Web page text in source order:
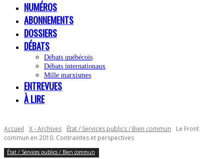
NUMÉROS
ABONNEMENTS
DOSSIERS
DÉBATS
Débats québécois
Débats internationaux
Mille marxismes
ENTREVUES
À LIRE
Accueil X - Archives État / Services publics / Bien commun
Le Front
commun en 2010. Contraintes et perspectives
État / Services publics / Bien commun